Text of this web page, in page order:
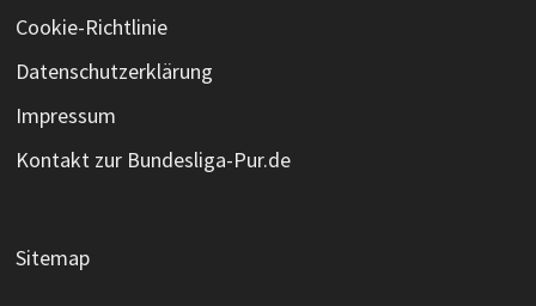
Cookie-Richtlinie
Datenschutzerklärung
Impressum
Kontakt zur Bundesliga-Pur.de
Sitemap